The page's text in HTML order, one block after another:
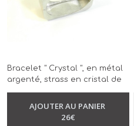
Bracelet " Crystal ", en métal
argenté, strass en cristal de
-Bracelet
AJOUTER AU PANIER
26€